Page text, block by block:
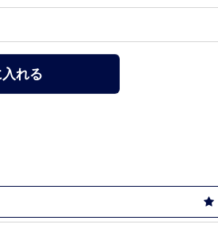
れる